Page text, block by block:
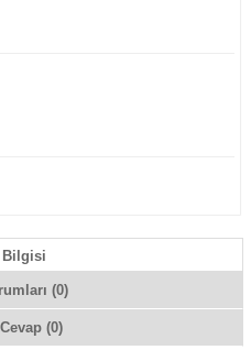
Bilgisi
(0)
(0)